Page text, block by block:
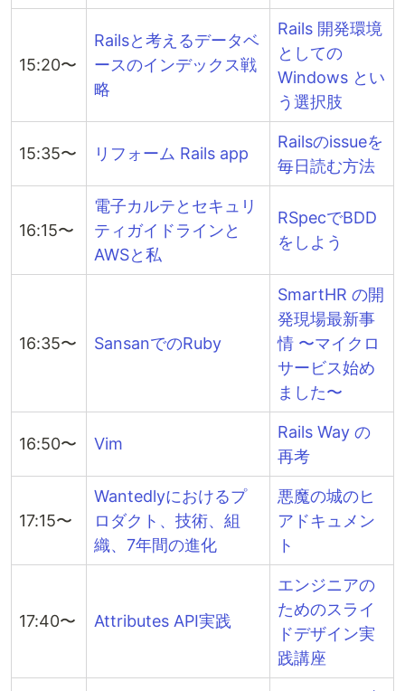
15:20〜
Railsと考えるデータベ
ースのインデックス戦
略
Rails 開発環境
としての
Windows とい
う選択肢
15:35〜 リフォーム Rails app
Railsのissueを
毎日読む方法
16:15〜
電子カルテとセキュリ
ティガイドラインと
AWSと私
RSpecでBDD
をしよう
16:35〜 SansanでのRuby
SmartHR の開
発現場最新事
情 〜マイクロ
サービス始め
ました〜
16:50〜 Vim
Rails Way の
再考
17:15〜
Wantedlyにおけるプ
ロダクト、技術、組
織、7年間の進化
悪魔の城のヒ
アドキュメン
ト
17:40〜 Attributes API実践
エンジニアの
ためのスライ
ドデザイン実
践講座